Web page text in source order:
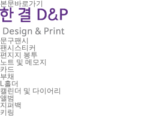
본문바로가기
문구팬시
팬시스티커
편지지 봉투
노트 및 메모지
카드
부채
L홀더
캘린더 및 다이어리
앨범
지퍼백
키링